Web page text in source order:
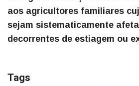
aos agricultores familiares
sejam sistematicamente
decorrentes de estiagem ou
Tags